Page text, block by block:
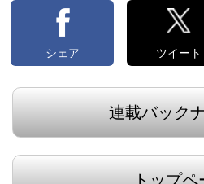
シェア ツイート
連載バック
トップペ